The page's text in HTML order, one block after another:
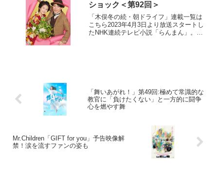
ショック＜第92回＞
「木俣冬の続・朝ドライフ」連載一覧は
こちら2023年4月3日より放送スタートし
たNHK連続テレビ小説「らんまん」。
「舞いあがれ！」第49回:極めて常識的な
教官に「負けたくない」と一方的に闘争
心を燃やす舞
Mr.Children「GIFT for you」予告映像解
禁！涙を流すファンの姿も